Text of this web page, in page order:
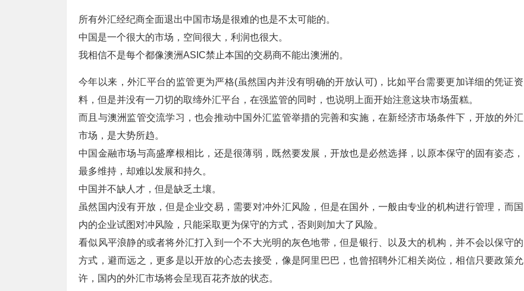
所有外汇经纪商全面退出中国市场是很难的也是不太可能的。
中国是一个很大的市场，空间很大，利润也很大。
我相信不是每个都像澳洲ASIC禁止本国的交易商不能出澳洲的。
今年以来，外汇平台的监管更为严格(虽然国内并没有明确的开放认可)，比如平台需要更加详细的凭证资
料，但是并没有一刀切的取缔外汇平台，在强监管的同时，也说明上面开始注意这块市场蛋糕。
而且与澳洲监管交流学习，也会推动中国外汇监管举措的完善和实施，在新经济市场条件下，开放的外汇
市场，是大势所趋。
中国金融市场与高盛摩根相比，还是很薄弱，既然要发展，开放也是必然选择，以原本保守的固有姿态，
最多维持，却难以发展和持久。
中国并不缺人才，但是缺乏土壤。
虽然国内没有开放，但是企业交易，需要对冲外汇风险，但是在国外，一般由专业的机构进行管理，而国
内的企业试图对冲风险，只能采取更为保守的方式，否则则加大了风险。
看似风平浪静的或者将外汇打入到一个不大光明的灰色地带，但是银行、以及大的机构，并不会以保守的
方式，避而远之，更多是以开放的心态去接受，像是阿里巴巴，也曾招聘外汇相关岗位，相信只要政策允
许，国内的外汇市场将会呈现百花齐放的状态。